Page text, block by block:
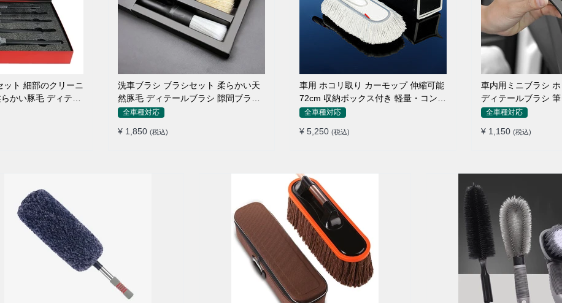
ット 細部のクリーニ
かい豚毛 ディテー
洗車ブラシ ブラシセット 柔らかい天
然豚毛 ディテールブラシ 隙間ブラシ
筆タイプ
全車種対応
¥ 1,850 (税込)
車用 ホコリ取り カーモップ 伸縮可能
72cm 収納ボックス付き 軽量・コンパ
クト
全車種対応
¥ 5,250 (税込)
車内用ミニブラシ
ディテールブラシ
ン吹き出し口
全車種対応
¥ 1,150 (税込)